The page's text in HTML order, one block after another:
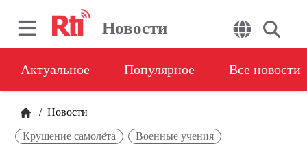
Новости
Актуальное Популярное Все новости
/ Новости
Крушение самолёта Военные учения